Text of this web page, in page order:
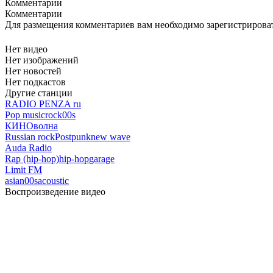
Комментарии
Комментарии
Для размещения комментариев вам необходимо
Нет видео
Нет изображений
Нет новостей
Нет подкастов
Другие станции
RADIO PENZA ru
Pop musicrock00s
КИНОволна
Russian rockPostpunknew wave
Auda Radio
Rap (hip-hop)hip-hopgarage
Limit FM
asian00sacoustic
Воспроизведение видео